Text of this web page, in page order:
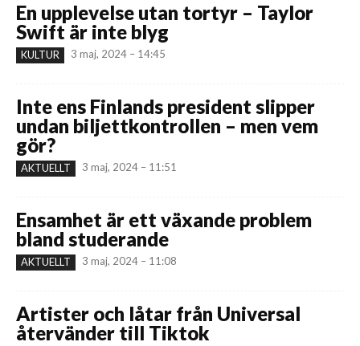
En upplevelse utan tortyr – Taylor
Swift är inte blyg
KULTUR 3 maj, 2024 – 14:45
Inte ens Finlands president slipper
undan biljettkontrollen – men vem
gör?
AKTUELLT 3 maj, 2024 – 11:51
Ensamhet är ett växande problem
bland studerande
AKTUELLT 3 maj, 2024 – 11:08
Artister och låtar från Universal
återvänder till Tiktok